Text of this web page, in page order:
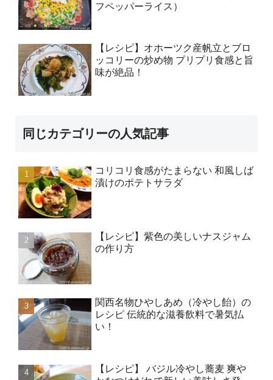
フペッパーライス）
【レシピ】オホーツク産帆立とブロ
ッコリーの炒め物 プリプリ食感と旨
味が絶品！
同じカテゴリーの人気記事
コリコリ食感がたまらない 和風しば
漬けのポテトサラダ
【レシピ】紫色の美しいナスジャム
の作り方
関西名物ひやしあめ（冷やし飴）の
レシピ 伝統的な滋養飲料で暑気払
い！
【レシピ】 バジル冷やし蕎麦 爽や